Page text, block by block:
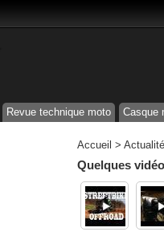
Revue technique moto Casque
Accueil >
Quelques